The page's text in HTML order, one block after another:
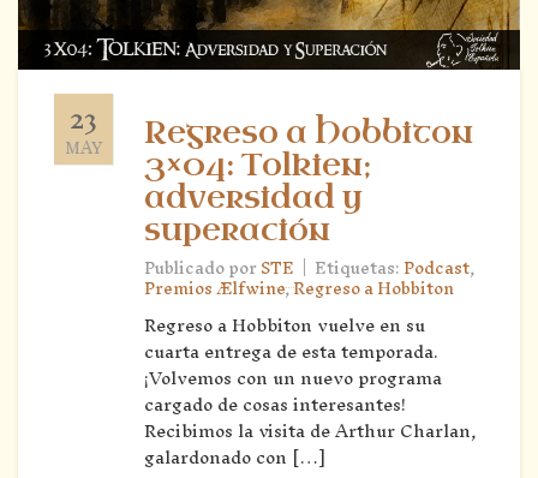
23
MAY
Regreso a Hobbiton
3×04: Tolkien;
adversidad y
superación
Publicado porSTE | Etiquetas:Podcast,
Premios Ælfwine,Regreso a Hobbiton
Regreso a Hobbiton vuelve en su
cuarta entrega de esta temporada.
¡Volvemos con un nuevo programa
cargado de cosas interesantes!
Recibimos la visita de Arthur Charlan,
galardonado con […]